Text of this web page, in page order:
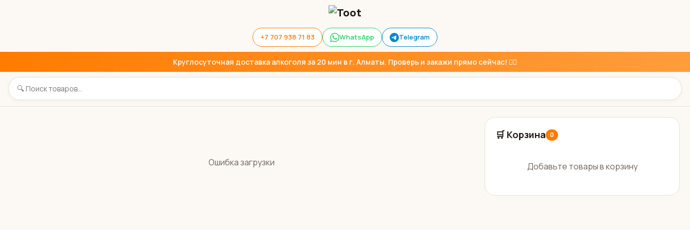
+7 707 938 71 83 WhatsApp Telegram
Круглосуточная доставка алкоголя за 20 мин в г. Алматы. Проверь и закажи прямо сейчас! 👇🏼
Ошибка загрузки
🛒 Корзина 0
Добавьте товары в корзину